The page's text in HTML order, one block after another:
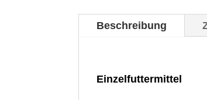
Beschreibung
Einzelfuttermittel